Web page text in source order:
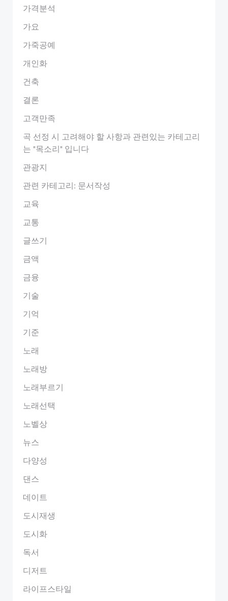
가격분석
가요
가죽공예
개인화
건축
결론
고객만족
곡 선정 시 고려해야 할 사항과 관련있는 카테고리
는 "목소리" 입니다
관광지
관련 카테고리: 문서작성
교육
교통
글쓰기
금액
금융
기술
기억
기준
노래
노래방
노래부르기
노래선택
노벨상
뉴스
다양성
댄스
데이트
도시재생
도시화
독서
디저트
라이프스타일